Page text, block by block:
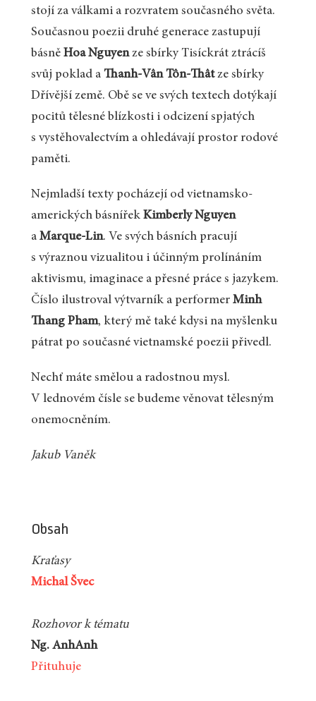
stojí za válkami a rozvratem současného světa.
Současnou poezii druhé generace zastupují
básně Hoa Nguyenze sbírky Tisíckrát ztrácíš
svůj poklad a Thanh­-Vân Tôn­-Thâtze sbírky
Dřívější země. Obě se ve svých textech dotýkají
pocitů tělesné blízkosti i odcizení spjatých
s vystěhovalectvím a ohledávají prostor rodové
paměti.
Nejmladší texty pocházejí od vietnamsko­-
amerických básnířek Kimberly Nguyen
a Marque­-Lin. Ve svých básních pracují
s výraznou vizualitou i účinným prolínáním
aktivismu, imaginace a přesné práce s jazykem.
Číslo ilustroval výtvarník a performer Minh
Thang Pham, který mě také kdysi na myšlenku
pátrat po současné vietnamské poezii přivedl.
Nechť máte smělou a radostnou mysl.
V lednovém čísle se budeme věnovat tělesným
onemocněním.
Jakub Vaněk
Obsah
Kraťasy
Michal Švec
Rozhovor k tématu
Ng. AnhAnh
Přituhuje